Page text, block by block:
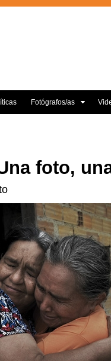
Fotógrafos/as
foto,